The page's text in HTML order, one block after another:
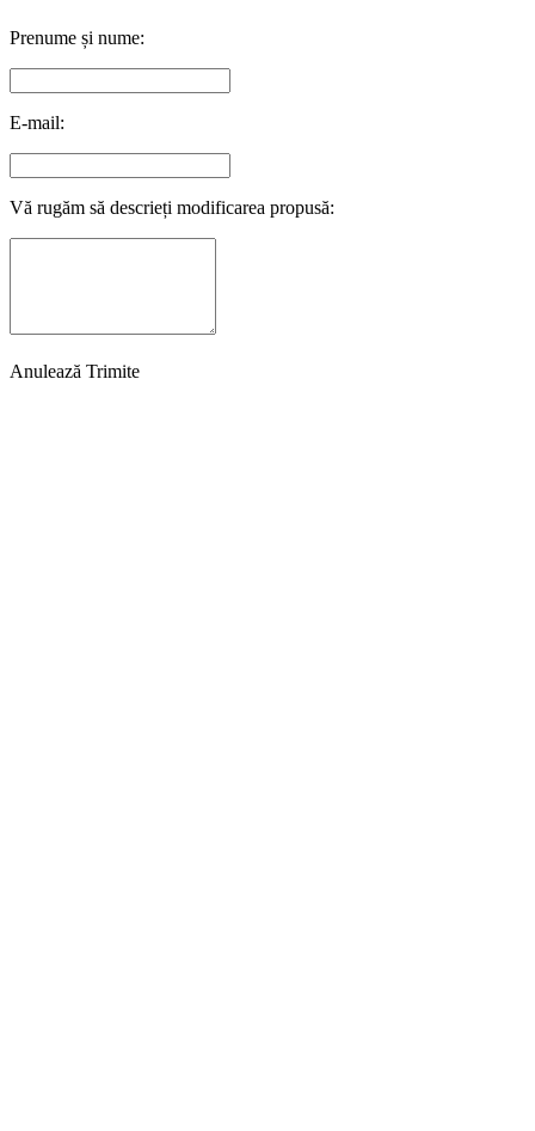
Prenume și nume:
E-mail:
Vă rugăm să descrieți modificarea propusă:
Anulează Trimite